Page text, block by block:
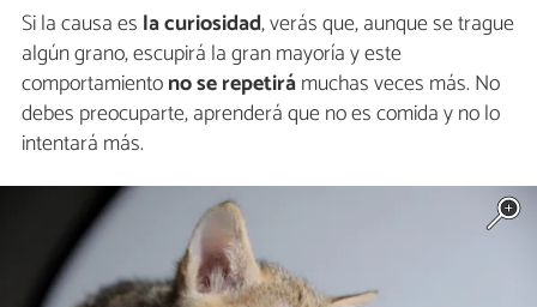
Si la causa es la curiosidad, verás que, aunque se trague
algún grano, escupirá la gran mayoría y este
comportamientono se repetirámuchas veces más. No
debes preocuparte, aprenderá que no es comida y no lo
intentará más.